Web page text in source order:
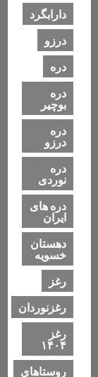
دارابگرد
درزو
دره
دره
بوچیر
دره
درزو
دره
نوردی
دره های
ایران
دهستان
خسویه
رغز
رغزنوردان
رغز
۱۴۰۴
روستاهای